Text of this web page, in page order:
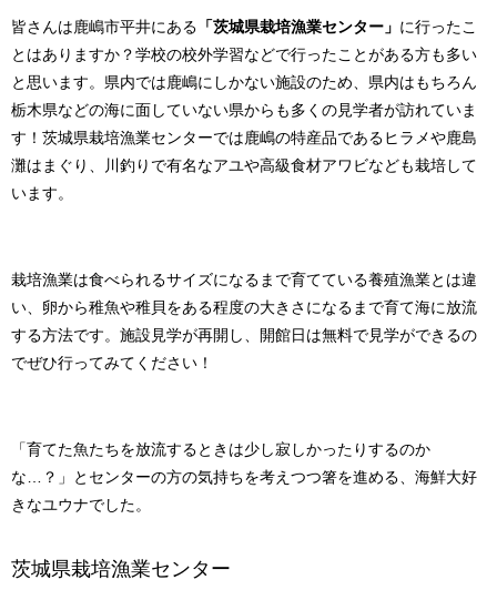
皆さんは鹿嶋市平井にある 「茨城県栽培漁業センター」 に行ったこ
とはありますか？学校の校外学習などで行ったことがある方も多い
と思います。県内では鹿嶋にしかない施設のため、県内はもちろん
栃木県などの海に面していない県からも多くの見学者が訪れていま
す！茨城県栽培漁業センターでは鹿嶋の特産品であるヒラメや鹿島
灘はまぐり、川釣りで有名なアユや高級食材アワビなども栽培して
います。
栽培漁業は食べられるサイズになるまで育てている養殖漁業とは違
い、卵から稚魚や稚貝をある程度の大きさになるまで育て海に放流
する方法です。施設見学が再開し、開館日は無料で見学ができるの
でぜひ行ってみてください！
「育てた魚たちを放流するときは少し寂しかったりするのか
な…？」とセンターの方の気持ちを考えつつ箸を進める、海鮮大好
きなユウナでした。
茨城県栽培漁業センター